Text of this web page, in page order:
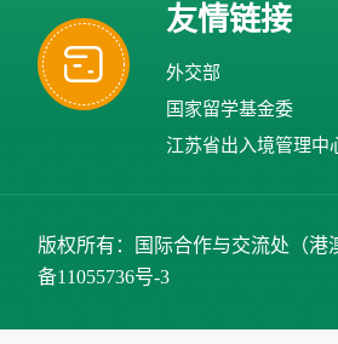
友情链接
外交部
国家留学基金委
江苏省出入境管理中
版权所有：国际合作与交流处（港
备11055736号-3